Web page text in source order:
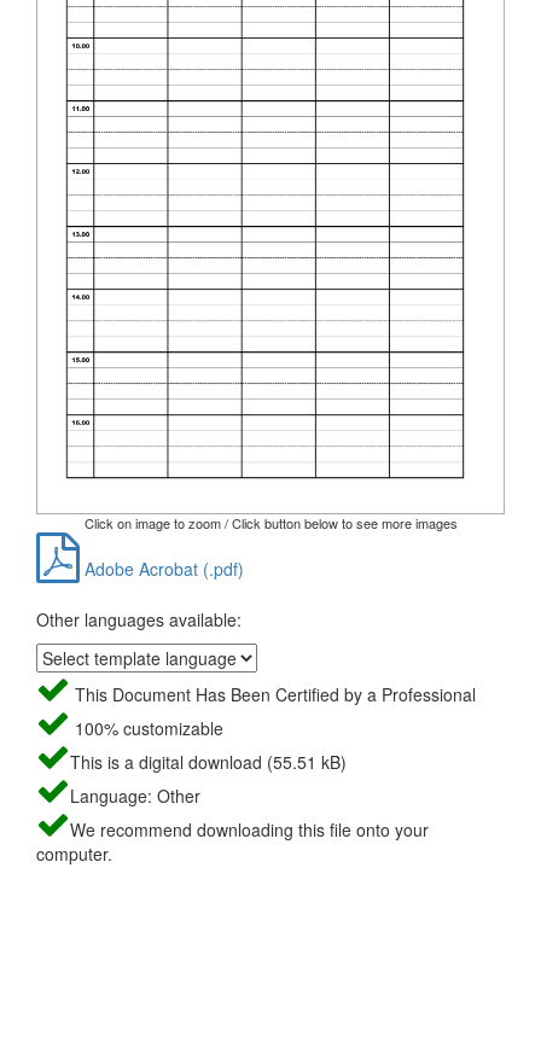
Click on image to zoom / Click button below to see more images
Adobe Acrobat (.pdf)
Other languages available:
This Document Has Been Certified by a Professional
100% customizable
This is a digital download (55.51 kB)
Language: Other
We recommend downloading this file onto your
computer.